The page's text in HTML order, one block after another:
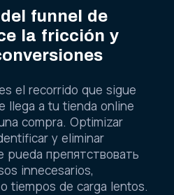
funnel de
la fricción y
el recorrido que sigue
llega a tu tienda online
compra. Optimizar
y eliminar
препятствовать
innecesarios,
tiempos de carga lentos.